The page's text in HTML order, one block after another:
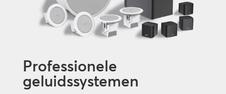
Professionele
geluidssystemen